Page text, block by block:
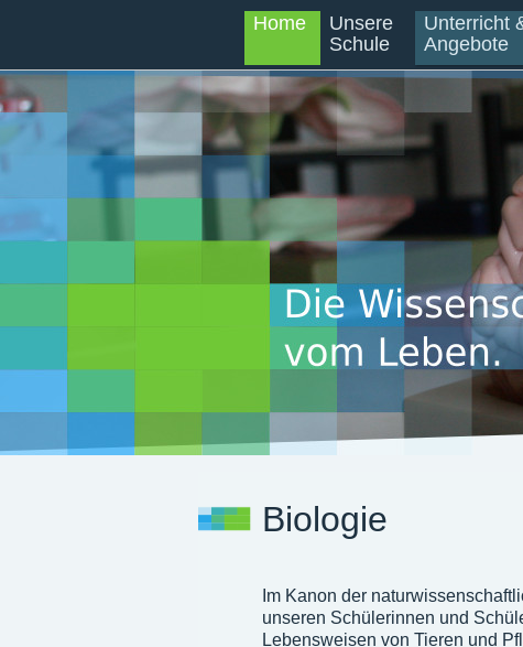
Home
Unsere
Schule
Unterricht
Angebote
Biologie
Im Kanon der
unseren Schülerinnen und
Lebensweisen von Tieren und